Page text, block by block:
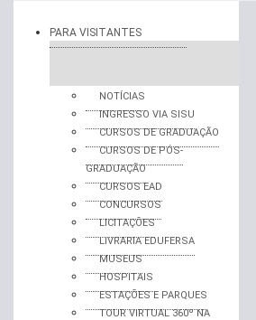
PARA VISITANTES
NOTÍCIAS
INGRESSO VIA SISU
CURSOS DE GRADUAÇÃO
CURSOS DE PÓS-
GRADUAÇÃO
CURSOS EAD
CONCURSOS
LICITAÇÕES
LIVRARIA EDUFERSA
MUSEUS
HOSPITAIS
ESTAÇÕES E PARQUES
TOUR VIRTUAL 360º NA